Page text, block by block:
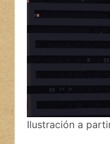
Ilustración a